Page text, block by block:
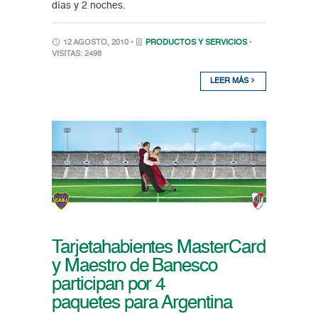
días y 2 noches.
12 AGOSTO, 2010 • PRODUCTOS Y SERVICIOS •
VISITAS: 2498
LEER MÁS
Tarjetahabientes MasterCard
y Maestro de Banesco
participan por 4
paquetes para Argentina